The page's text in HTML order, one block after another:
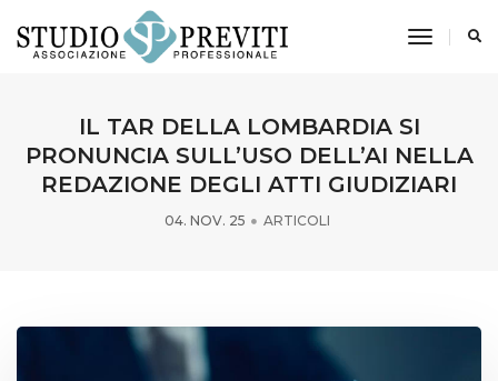
toggle
IL TAR DELLA LOMBARDIA SI
PRONUNCIA SULL’USO DELL’AI NELLA
REDAZIONE DEGLI ATTI GIUDIZIARI
04. NOV. 25 ARTICOLI